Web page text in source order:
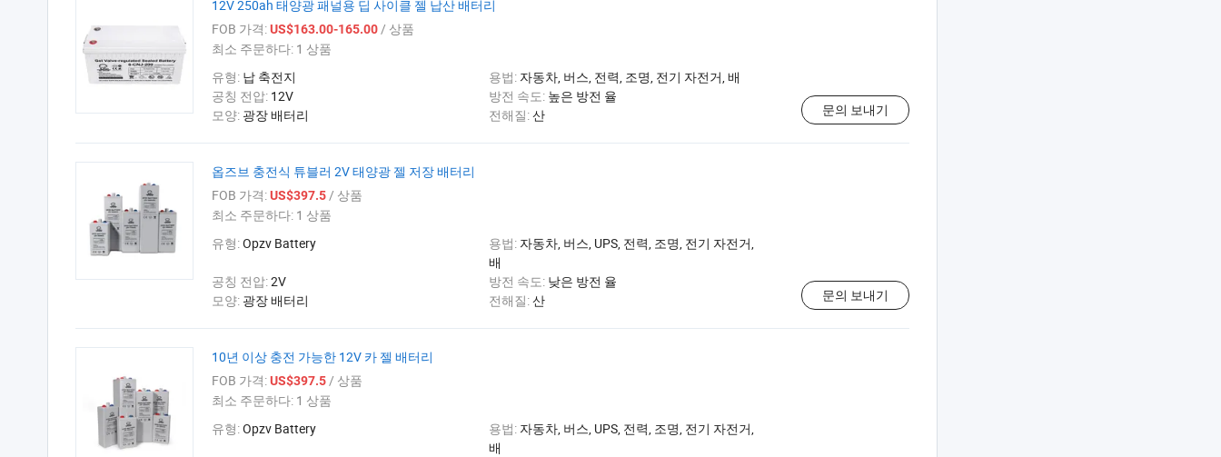
12V 250ah 태양광 패널용 딥 사이클 젤 납산 배터리
FOB 가격:US$163.00-165.00/ 상품
최소 주문하다: 1 상품
유형: 납 축전지 용법: 자동차, 버스, 전력, 조명, 전기 자전거, 배
공칭 전압: 12V 방전 속도: 높은 방전 율
모양: 광장 배터리 전해질:산 문의 보내기
옵즈브 충전식 튜블러 2V 태양광 젤 저장 배터리
FOB 가격:US$397.5/ 상품
최소 주문하다: 1 상품
유형:Opzv Battery 용법: 자동차, 버스, UPS, 전력, 조명, 전기 자전거,
배
공칭 전압:2V 방전 속도: 낮은 방전 율
모양: 광장 배터리 전해질:산 문의 보내기
10년 이상 충전 가능한 12V 카 젤 배터리
FOB 가격:US$397.5/ 상품
최소 주문하다: 1 상품
유형:Opzv Battery 용법: 자동차, 버스, UPS, 전력, 조명, 전기 자전거,
배